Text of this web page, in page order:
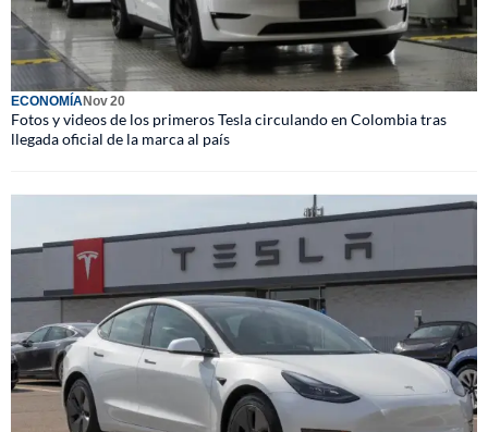
ECONOMÍANov 20
Fotos y videos de los primeros Tesla circulando en Colombia tras
llegada oficial de la marca al país